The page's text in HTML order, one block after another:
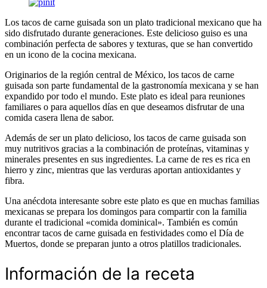
Los tacos de carne guisada son un plato tradicional mexicano que ha
sido disfrutado durante generaciones. Este delicioso guiso es una
combinación perfecta de sabores y texturas, que se han convertido
en un icono de la cocina mexicana.
Originarios de la región central de México, los tacos de carne
guisada son parte fundamental de la gastronomía mexicana y se han
expandido por todo el mundo. Este plato es ideal para reuniones
familiares o para aquellos días en que deseamos disfrutar de una
comida casera llena de sabor.
Además de ser un plato delicioso, los tacos de carne guisada son
muy nutritivos gracias a la combinación de proteínas, vitaminas y
minerales presentes en sus ingredientes. La carne de res es rica en
hierro y zinc, mientras que las verduras aportan antioxidantes y
fibra.
Una anécdota interesante sobre este plato es que en muchas familias
mexicanas se prepara los domingos para compartir con la familia
durante el tradicional «comida dominical». También es común
encontrar tacos de carne guisada en festividades como el Día de
Muertos, donde se preparan junto a otros platillos tradicionales.
Información de la receta